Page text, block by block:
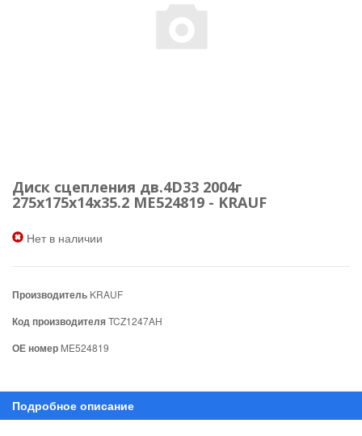
Диск сцепления дв.4D33 2004г
275x175x14x35.2 ME524819 - KRAUF
Нет в наличии
Производитель KRAUF
Код производителяTCZ1247AH
ОЕ номер ME524819